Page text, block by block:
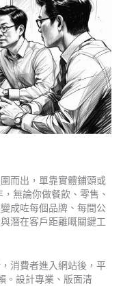
而出，單靠實體鋪頭或
無論你做餐飲、零售、
成咗每個品牌、每間公
潛在客戶距離嘅關鍵工
消費者進入網站後，平
。設計專業、版面清